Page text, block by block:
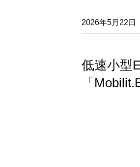
2026年5月22日
低速小型
「